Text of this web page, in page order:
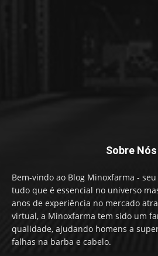
Sobre Nós
Bem-vindo ao Blog Minoxfarma -
tudo que é essencial no universo
anos de experiência no mercado
virtual, a Minoxfarma tem sido um
qualidade, ajudando homens a
falhas na barba e cabelo.